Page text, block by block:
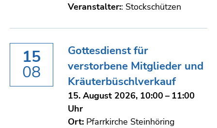
Veranstalter:: Stockschützen
15
08
Gottesdienst für
verstorbene Mitglieder und
Kräuterbüschlverkauf
15. August 2026, 10:00 – 11:00
Uhr
Ort: Pfarrkirche Steinhöring